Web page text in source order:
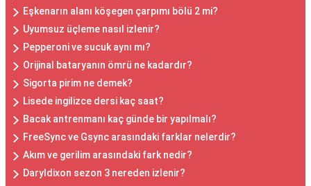
Eşkenarın alanı köşegen çarpımı bölü 2 mi?
Uyumsuz üçleme nasıl izlenir?
Pepperoni ve sucuk aynı mı?
Orijinal bataryanın ömrü ne kadardır?
Sigorta pirim ne demek?
Lisede ingilizce dersi kaç saat?
Bacak antrenmanı kaç günde bir yapılmalı?
FreeSync ve Gsync arasındaki farklar nelerdir?
Akım ve gerilim arasındaki fark nedir?
Daryldixon sezon 3 nereden izlenir?